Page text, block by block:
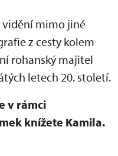
vidění mimo jiné
z cesty kolem
rohanský majitel
letech 20. století.
v rámci
knížete Kamila.